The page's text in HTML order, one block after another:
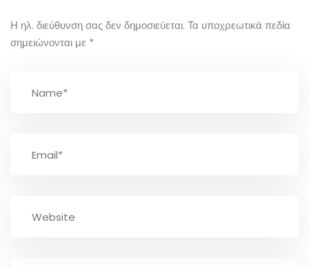
Η ηλ. διεύθυνση σας δεν δημοσιεύεται. Τα υποχρεωτικά πεδία
σημειώνονται με *